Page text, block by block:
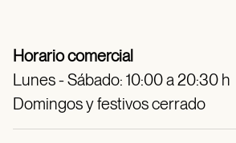
Horario comercial
Lunes - Sábado: 10:00 a 20:30 h
Domingos y festivos cerrado